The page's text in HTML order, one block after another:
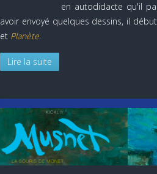
en autodidacte qu'il
avoir envoyé quelques dessins, il
et Planète.
Lire la suite